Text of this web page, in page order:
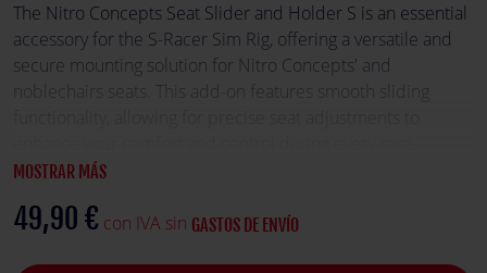
The Nitro Concepts Seat Slider and Holder S is an essential
accessory for the S-Racer Sim Rig, offering a versatile and
secure mounting solution for Nitro Concepts' and
noblechairs seats. This add-on features smooth sliding
MOSTRAR MÁS
49,90 € con IVA sin GASTOS DE ENVÍO